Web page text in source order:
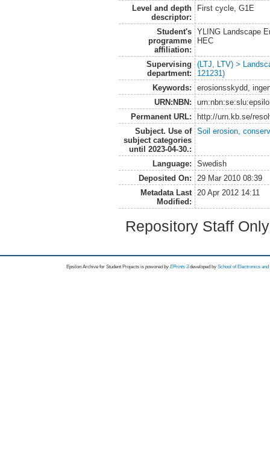
Level and depth
descriptor:
First cycle, G1E
Student's
programme
affiliation:
YLING Landscape
HEC
Supervising
department:
(LTJ, LTV) >
121231)
Keywords:
erosionsskydd,
URN:NBN:
Permanent URL:
http://urn.kb.se/
Subject. Use of
subject categories
until 2023-04-30.:
Soil erosion,
Language:
Swedish
Deposited On:
29 Mar 2010 08:39
Metadata Last
Modified:
20 Apr 2012 14:11
Repository Staff
Epsilon Archive for Student Projects is powored byEPrints 3 developed by School of Electronics